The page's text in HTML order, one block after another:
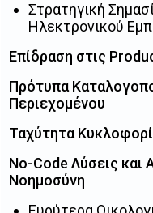
Στρατηγική
Ηλεκτρονικού
Επίδραση στις
Πρότυπα
Περιεχομένου
Ταχύτητα
No-Code Λύσεις και
Νοημοσύνη